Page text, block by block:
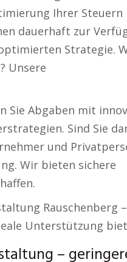
Ihrer Steuern
dauerhaft zur
Strategie.
Unsere
Sie Abgaben mit
Sind Sie
und
Wir bieten sichere
Rauschenberg
Unterstützung
–